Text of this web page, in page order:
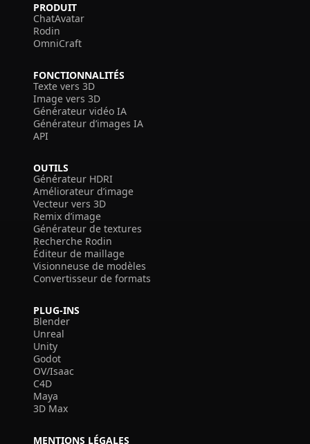
PRODUIT
ChatAvatar
Rodin
OmniCraft
FONCTIONNALITÉS
Texte vers 3D
Image vers 3D
Générateur vidéo IA
Générateur d’images IA
API
OUTILS
Générateur HDRI
Améliorateur d’image
Vecteur vers 3D
Remix d’image
Générateur de textures
Recherche Rodin
Éditeur de maillage
Visionneuse de modèles
Convertisseur de formats
PLUG-INS
Blender
Unreal
Unity
Godot
OV/Isaac
C4D
Maya
3D Max
MENTIONS LÉGALES